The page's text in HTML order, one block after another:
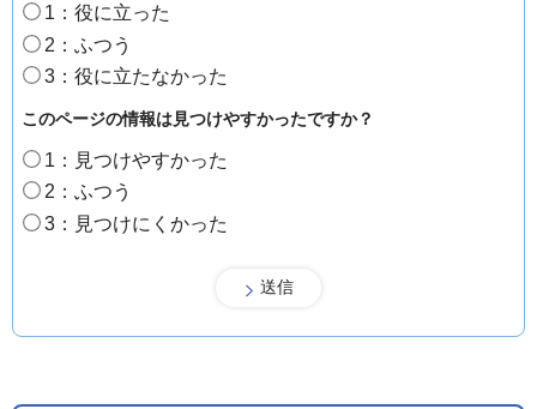
1：役に立った
2：ふつう
3：役に立たなかった
このページの情報は見つけやすかったですか？
1：見つけやすかった
2：ふつう
3：見つけにくかった